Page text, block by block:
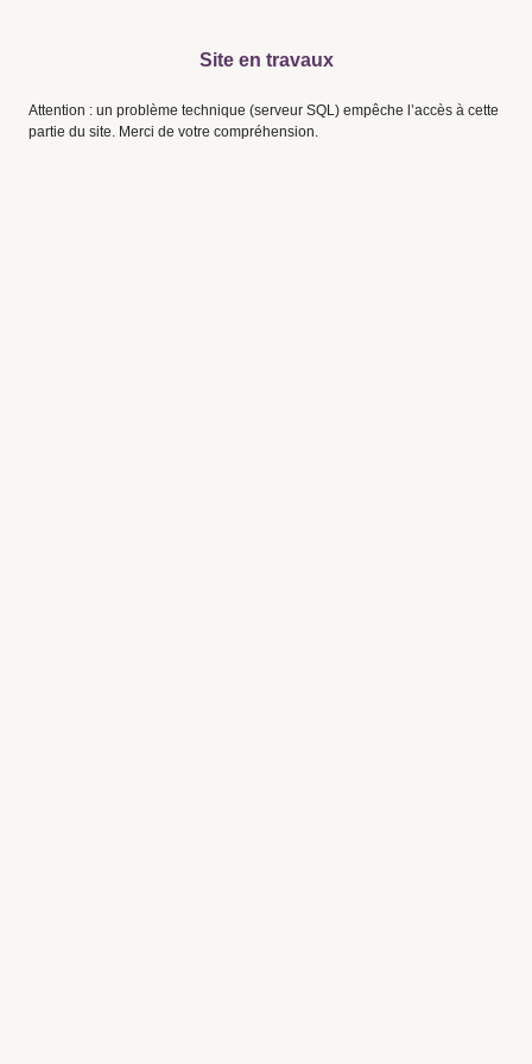
Site en travaux
Attention : un problème technique (serveur SQL) empêche l’accès à cette
partie du site. Merci de votre compréhension.